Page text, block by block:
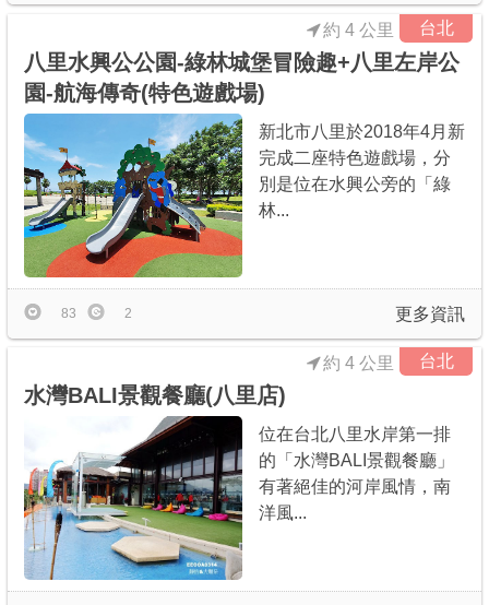
台北
約 4 公里
八里水興公公園-綠林城堡冒險趣+八里左岸公
園-航海傳奇(特色遊戲場)
新北市八里於2018年4月新
完成二座特色遊戲場，分
別是位在水興公旁的「綠
林...
更多資訊
83 2
台北
約 4 公里
水灣BALI景觀餐廳(八里店)
位在台北八里水岸第一排
的「水灣BALI景觀餐廳」
有著絕佳的河岸風情，南
洋風...